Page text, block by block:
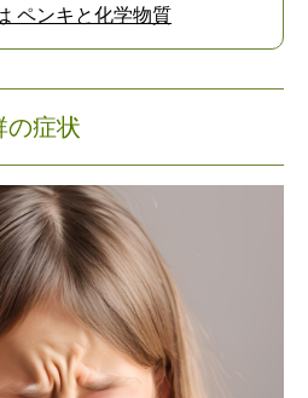
ペンキと化学物質
の症状